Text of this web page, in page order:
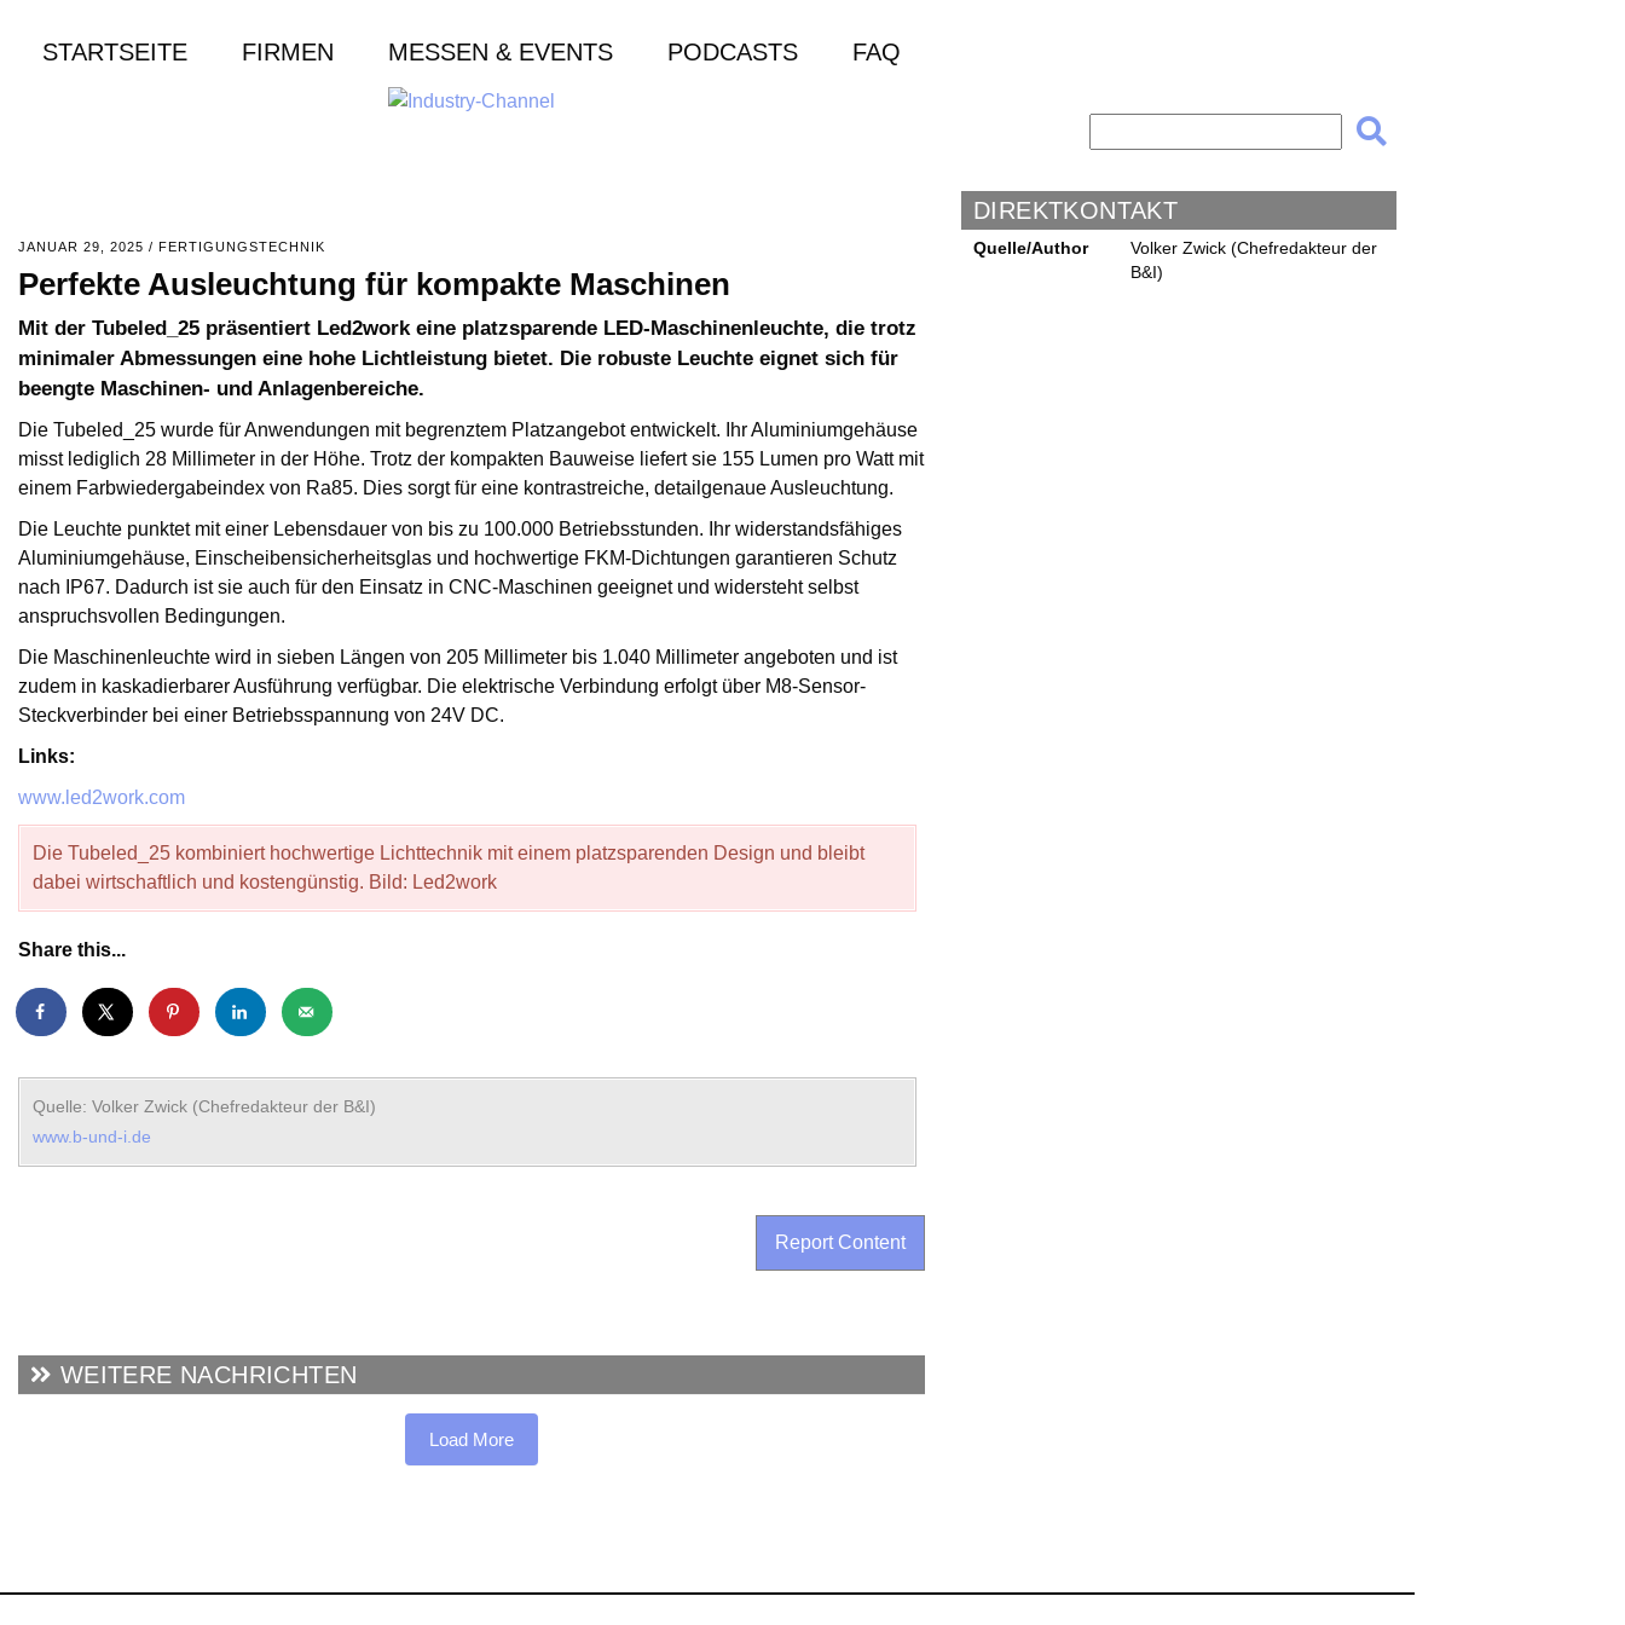
STARTSEITE FIRMEN MESSEN & EVENTS PODCASTS FAQ
JANUAR 29, 2025 / FERTIGUNGSTECHNIK
Perfekte Ausleuchtung für kompakte Maschinen
Mit der Tubeled_25 präsentiert Led2work eine platzsparende LED-Maschinenleuchte, die trotz
minimaler Abmessungen eine hohe Lichtleistung bietet. Die robuste Leuchte eignet sich für
beengte Maschinen- und Anlagenbereiche.
Die Tubeled_25 wurde für Anwendungen mit begrenztem Platzangebot entwickelt. Ihr Aluminiumgehäuse
misst lediglich 28 Millimeter in der Höhe. Trotz der kompakten Bauweise liefert sie 155 Lumen pro Watt mit
einem Farbwiedergabeindex von Ra85. Dies sorgt für eine kontrastreiche, detailgenaue Ausleuchtung.
Die Leuchte punktet mit einer Lebensdauer von bis zu 100.000 Betriebsstunden. Ihr widerstandsfähiges
Aluminiumgehäuse, Einscheibensicherheitsglas und hochwertige FKM-Dichtungen garantieren Schutz
nach IP67. Dadurch ist sie auch für den Einsatz in CNC-Maschinen geeignet und widersteht selbst
anspruchsvollen Bedingungen.
Die Maschinenleuchte wird in sieben Längen von 205 Millimeter bis 1.040 Millimeter angeboten und ist
zudem in kaskadierbarer Ausführung verfügbar. Die elektrische Verbindung erfolgt über M8-Sensor-
Steckverbinder bei einer Betriebsspannung von 24V DC.
Links:
www.led2work.com
Die Tubeled_25 kombiniert hochwertige Lichttechnik mit einem platzsparenden Design und bleibt
dabei wirtschaftlich und kostengünstig. Bild: Led2work
Share this...
Quelle: Volker Zwick (Chefredakteur der B&I)
www.b-und-i.de
Report Content
WEITERE NACHRICHTEN
Load More
DIREKTKONTAKT
Quelle/Author
Volker Zwick (Chefredakteur der
B&I)